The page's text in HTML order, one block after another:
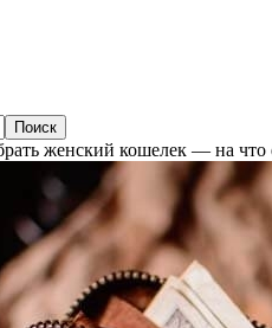
женский кошелек — на что